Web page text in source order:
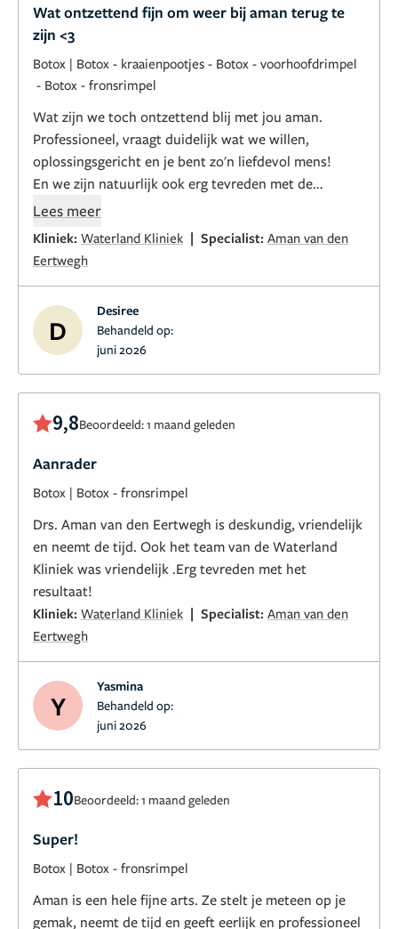
Wat ontzettend fijn om weer bij aman terug te
zijn <3
Botox | Botox - kraaienpootjes - Botox - voorhoofdrimpel
- Botox - fronsrimpel
Wat zijn we toch ontzettend blij met jou aman.
Professioneel, vraagt duidelijk wat we willen,
oplossingsgericht en je bent zo'n liefdevol mens!
En we zijn natuurlijk ook erg tevreden met de
resultaat, natuurlijk maar dan iets minder rimpelig.
Lees meer
Kliniek: Waterland Kliniek | Specialist: Aman van den
Eertwegh
D
Desiree
Behandeld op:
juni 2026
9,8Beoordeeld: 1 maand geleden
Aanrader
Botox | Botox - fronsrimpel
Drs. Aman van den Eertwegh is deskundig, vriendelijk
en neemt de tijd. Ook het team van de Waterland
Kliniek was vriendelijk .Erg tevreden met het
resultaat!
Kliniek: Waterland Kliniek | Specialist: Aman van den
Eertwegh
Y
Yasmina
Behandeld op:
juni 2026
10Beoordeeld: 1 maand geleden
Super!
Botox | Botox - fronsrimpel
Aman is een hele fijne arts. Ze stelt je meteen op je
gemak, neemt de tijd en geeft eerlijk en professioneel